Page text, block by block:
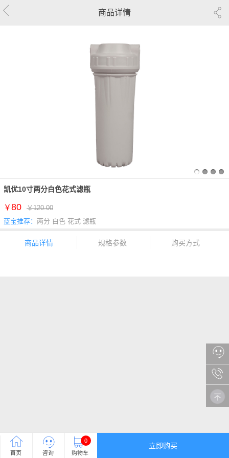
商品详情
凯优10寸两分白色花式滤瓶
￥80
￥120.00
蓝宝推荐： 两分 白色 花式 滤瓶
商品详情 规格参数 购买方式
首页 咨询
0
购物车
立即购买